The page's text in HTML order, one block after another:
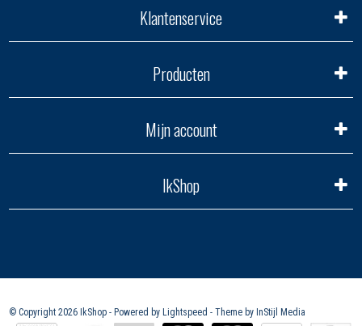
Klantenservice
Producten
Mijn account
IkShop
© Copyright 2026 IkShop - Powered by Lightspeed - Theme by InStijl Media